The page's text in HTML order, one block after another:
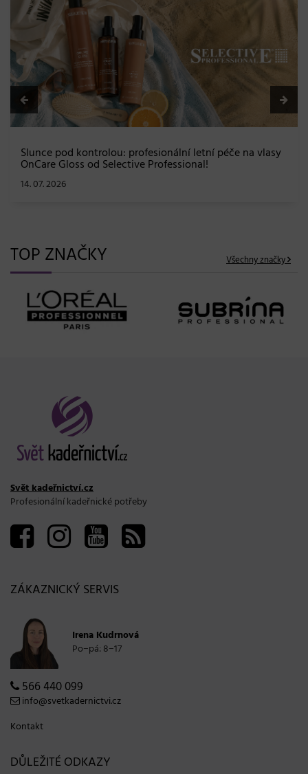
BLONDME přichází s novou érou blond: lesk, glow efekt
a maximální péče bez kompromisů
08. 06. 2026
TOP ZNAČKY Všechny značky
Svět kadeřnictví.cz
Profesionální kadeřnické potřeby
ZÁKAZNICKÝ SERVIS
Irena Kudrnová
Po−pá: 8−17
566 440 099
info@svetkadernictvi.cz
Kontakt
DŮLEŽITÉ ODKAZY